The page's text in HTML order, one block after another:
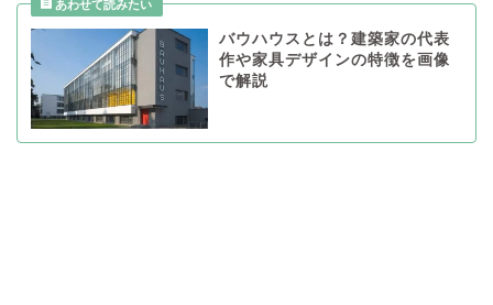
バウハウスとは？建築家の代表
作や家具デザインの特徴を画像
で解説